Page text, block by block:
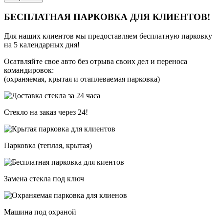
БЕСПЛАТНАЯ ПАРКОВКА ДЛЯ КЛИЕНТОВ!
Для наших клиентов мы предоставляем бесплатную парковку
на 5 календарных дня!
Осатвляйте свое авто без отрыва своих дел и переноса
командировок:
(охраняемая, крытая и отаплеваемая парковка)
Стекло на заказ через 24!
Парковка (теплая, крытая)
Замена стекла под ключ
Машина под охраной